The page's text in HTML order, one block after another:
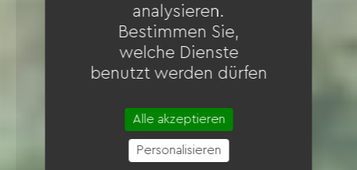
analysieren.
Bestimmen Sie,
welche Dienste
benutzt werden dürfen
Alle akzeptieren
Personalisieren